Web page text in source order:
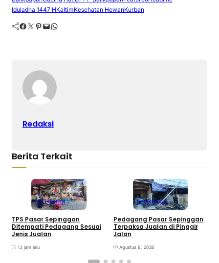
Iduladha 1447 HKaltimKesehatan HewanKurban
Facebook Twitter Pinterest Mail WhatsApp
Redaksi
Berita Terkait
BALIKPAPAN
TPS Pasar Sepinggan
Ditempati Pedagang Sesuai
Jenis Jualan
13 jam lalu
BALIKPAPAN
Pedagang Pasar Sepinggan
Terpaksa Jualan di Pinggir
Jalan
Agustus 8, 2026